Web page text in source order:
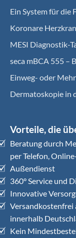
Ein System für
Koro­nare
MESI Diagnostik-
seca mBCA 555 –
Einweg- oder
Dermatoskopie in
Vorteile, die
Beratung durch
per Telefon,
Außendienst
360° Service und
Innovative
Versandkostenfrei
innerhalb
Kein